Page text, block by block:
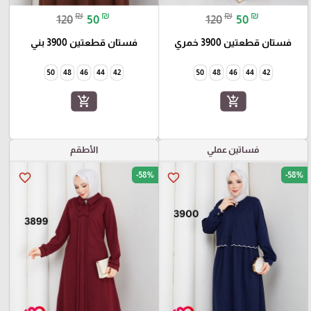
120₪ 50 ₪
فستان قطعتين 3900 خمري
42
44
46
48
50
add_shopping_cart
120₪ 50 ₪
فستان قطعتين 3900 بني
42
44
46
48
50
add_shopping_cart
فساتين عملي
favorite_border -58%
الأطقم
favorite_border -58%